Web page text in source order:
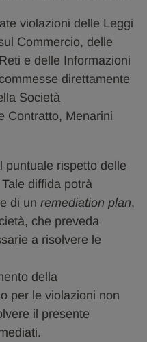
violazioni delle Leggi
Commercio, delle
e delle Informazioni
direttamente
Società
Contratto, Menarini
puntuale rispetto delle
diffida potrà
di un remediation plan,
che preveda
a risolvere le
della
per le violazioni non
il presente